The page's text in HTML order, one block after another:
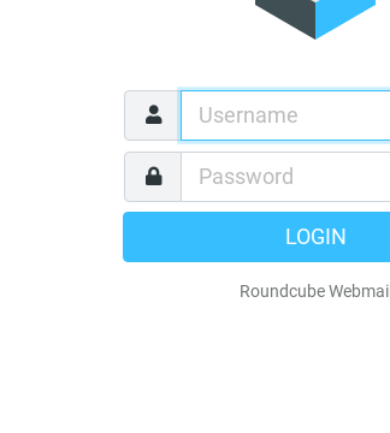
LOGIN
Roundcube Webmail